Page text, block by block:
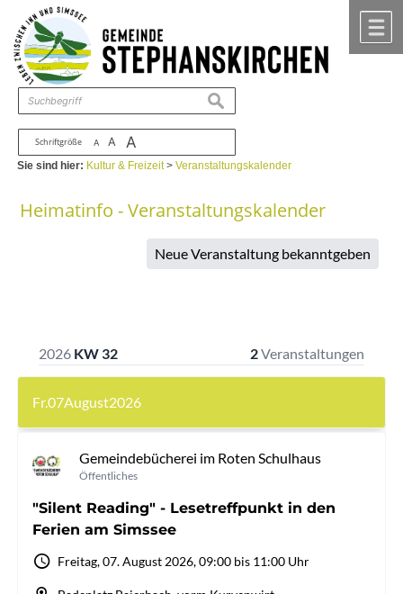
Zum Inhalt ,zur Navigation
Schriftgröße A A A
suchen
Sie sind hier: Kultur & Freizeit>Veranstaltungskalender
Heimatinfo - Veranstaltungskalender